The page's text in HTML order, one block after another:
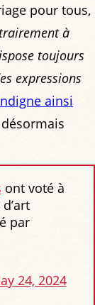
pour tous,
à
toujours
expressions
ainsi
ont voté à
par
24, 2024